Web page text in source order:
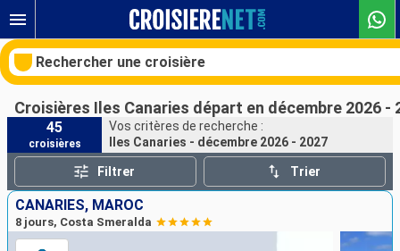
Rechercher une croisière
Nos destinations
Mois de départ
Ports
Croisières Iles Canaries départ en décembre 2026 -
45
croisières
Vos critères de recherche :
Iles Canaries - décembre 2026 - 2027
Filtrer Trier
CANARIES, MAROC
8 jours, Costa Smeralda